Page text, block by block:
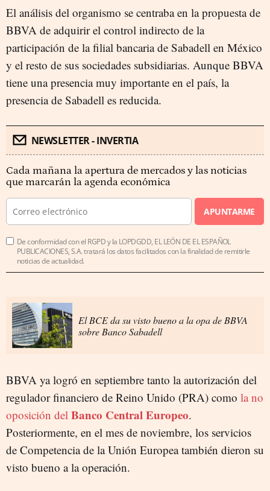
El análisis del organismo se centraba en la propuesta de
BBVA de adquirir el control indirecto de la
participación de la filial bancaria de Sabadell en México
y el resto de sus sociedades subsidiarias. Aunque BBVA
tiene una presencia muy importante en el país, la
presencia de Sabadell es reducida.
NEWSLETTER - INVERTIA
Cada mañana la apertura de mercados y las noticias
que marcarán la agenda económica
APUNTARME
De conformidad con el RGPD y la LOPDGDD, EL LEÓN DE EL ESPAÑOL
PUBLICACIONES, S.A. tratará los datos facilitados con la finalidad de remitirle
noticias de actualidad.
El BCE da su visto bueno a la opa de BBVA
sobre Banco Sabadell
BBVA ya logró en septiembre tanto la autorización del
regulador financiero de Reino Unido (PRA) como la no
oposición del Banco Central Europeo.
Posteriormente, en el mes de noviembre, los servicios
de Competencia de la Unión Europea también dieron su
visto bueno a la operación.